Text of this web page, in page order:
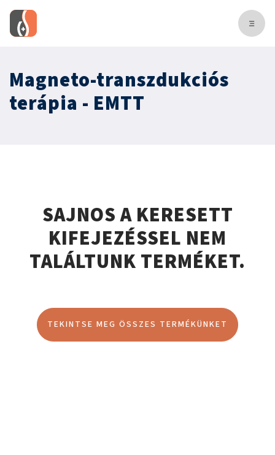
Magneto-transzdukciós
terápia - EMTT
SAJNOS A KERESETT
KIFEJEZÉSSEL NEM
TALÁLTUNK TERMÉKET.
TEKINTSE MEG ÖSSZES TERMÉKÜNKET